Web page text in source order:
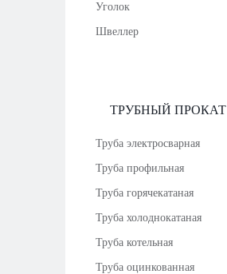
Уголок
Швеллер
ТРУБНЫЙ ПРОКАТ
Труба электросварная
Труба профильная
Труба горячекатаная
Труба холоднокатаная
Труба котельная
Труба оцинкованная